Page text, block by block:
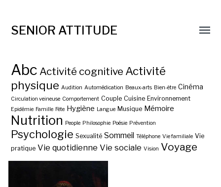
SENIOR ATTITUDE
Abc Activité cognitive Activité
physique Audition Automédication Beaux-arts Bien-être Cinéma
Circulation veineuse Comportement Couple Cuisine Environnement
Epidémie Famille Fête Hygiène Langue Musique Mémoire
Nutrition People Philosophie Poésie Prévention
Psychologie Sexualité Sommeil Téléphone Vie familiale Vie
pratique Vie quotidienne Vie sociale Vision Voyage